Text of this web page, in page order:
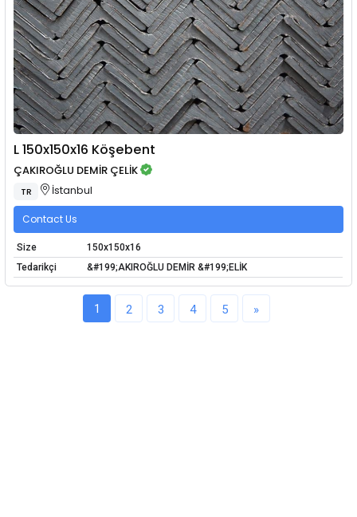
L 150x150x16 Köşebent
ÇAKIROĞLU DEMİR ÇELİK
TR İstanbul
Contact Us
Size
150x150x16
Tedarikçi
&#199;AKIROĞLU DEMİR &#199;ELİK
1 2 3 4 5 »